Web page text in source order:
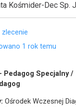
Kośmider-Dec Sp.
1 rok temu
Pedagog Specjalny /
Ośrodek Wczesnej